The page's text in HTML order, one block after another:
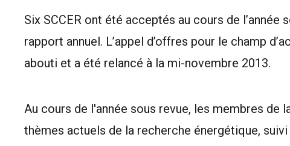
Six SCCER ont été acceptés au cours de l’année
rapport annuel. L’appel d’offres pour le champ
abouti et a été relancé à la mi-novembre 2013.
Au cours de l'année sous revue, les membres de
thèmes actuels de la recherche énergétique,